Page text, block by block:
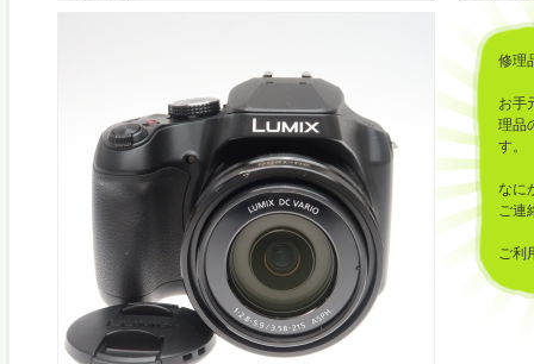
修理
お手
理品
す。
なに
ご連
ご利